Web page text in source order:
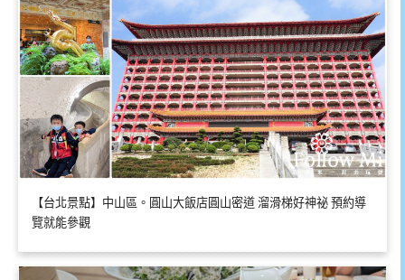
【台北景點】中山區。圓山大飯店圓山密道 溜滑梯好神祕 預約導
覽就能參觀